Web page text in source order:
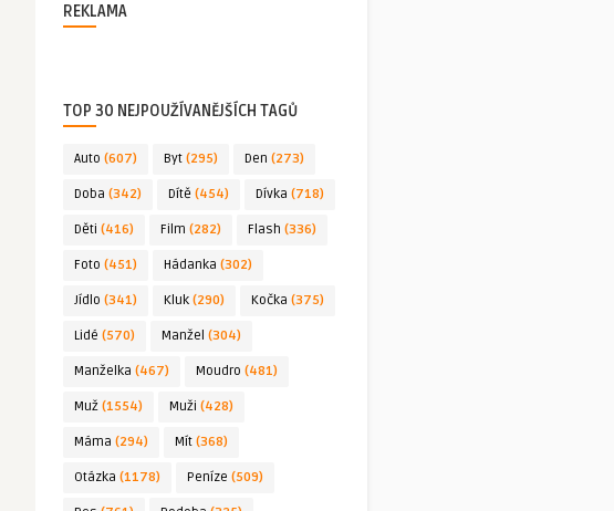
REKLAMA
TOP 30 NEJPOUŽÍVANĚJŠÍCH TAGŮ
Auto (607) Byt (295) Den (273)
Doba (342) Dítě (454) Dívka (718)
Děti (416) Film (282) Flash (336)
Foto (451) Hádanka (302)
Jídlo (341) Kluk (290) Kočka (375)
Lidé (570) Manžel (304)
Manželka (467) Moudro (481)
Muž (1554) Muži (428)
Máma (294) Mít (368)
Otázka (1178) Peníze (509)